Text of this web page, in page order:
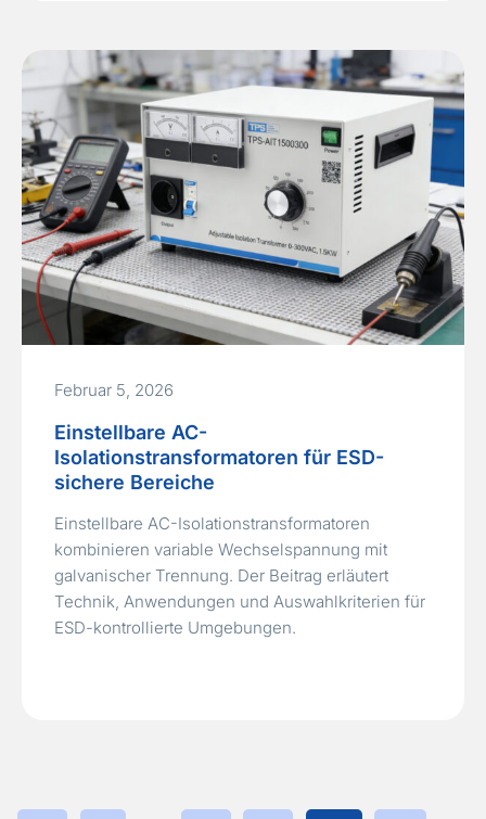
Februar 5, 2026
Einstellbare AC-
Isolationstransformatoren für ESD-
sichere Bereiche
Einstellbare AC-Isolationstransformatoren
kombinieren variable Wechselspannung mit
galvanischer Trennung. Der Beitrag erläutert
Technik, Anwendungen und Auswahlkriterien für
ESD-kontrollierte Umgebungen.